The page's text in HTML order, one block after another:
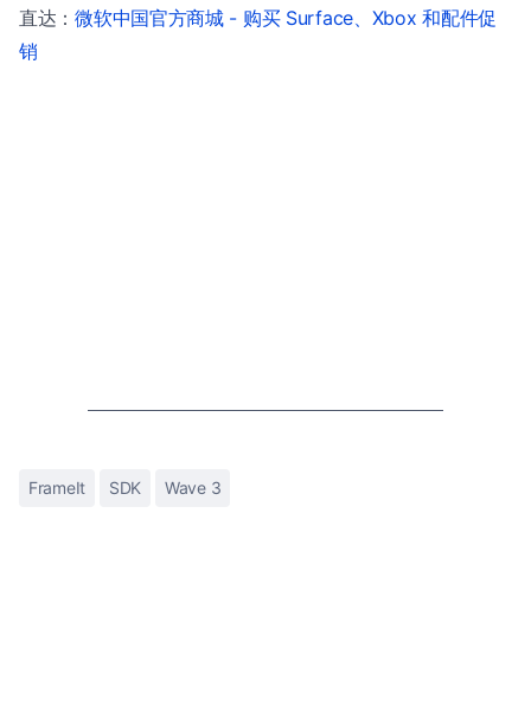
直达：微软中国官方商城 - 购买 Surface、Xbox 和配件促
销
FrameIt SDK Wave 3